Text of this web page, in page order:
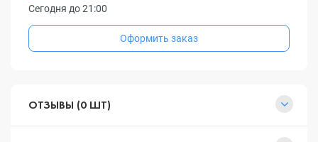
Сегодня до 21:00
Оформить заказ
ОТЗЫВЫ (0 ШТ)